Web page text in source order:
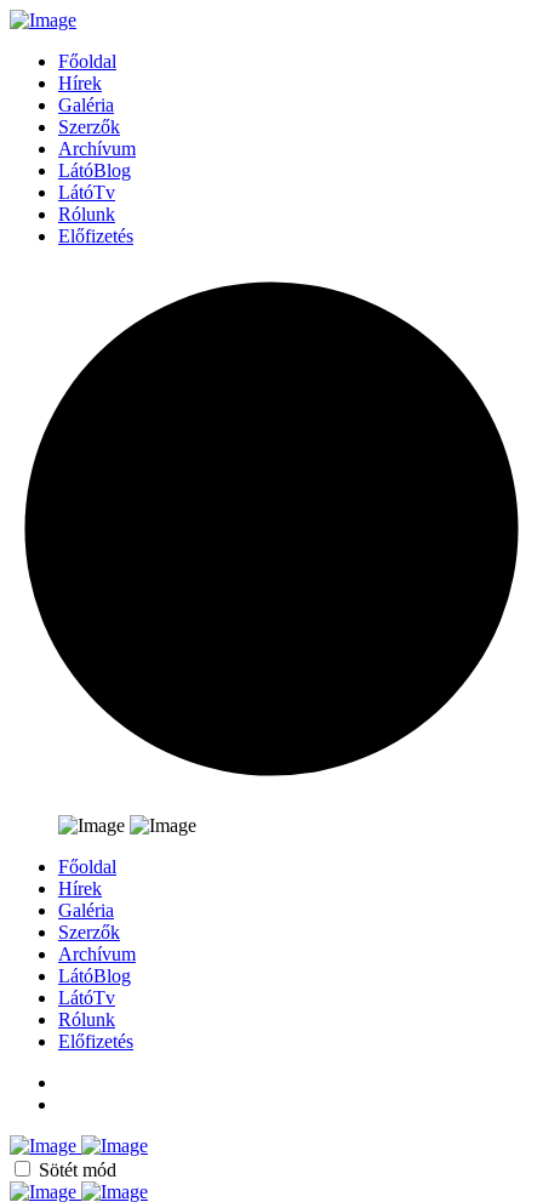
Főoldal
Hírek
Galéria
Szerzők
Archívum
LátóBlog
LátóTv
Rólunk
Előfizetés
Főoldal
Hírek
Galéria
Szerzők
Archívum
LátóBlog
LátóTv
Rólunk
Előfizetés
Sötét mód